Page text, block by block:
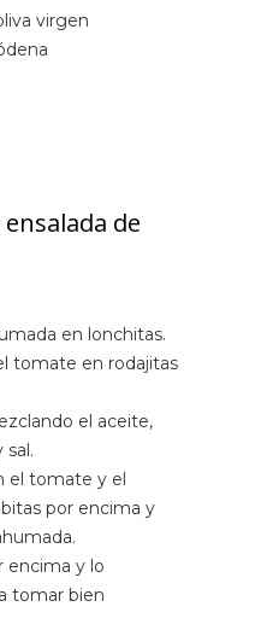
virgen
de
en lonchitas.
tomate en rodajitas
el aceite,
el tomate y el
por encima y
encima y lo
tomar bien